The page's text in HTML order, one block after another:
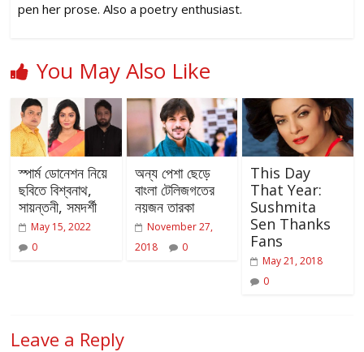
pen her prose. Also a poetry enthusiast.
You May Also Like
স্পার্ম ডোনেশন নিয়ে
ছবিতে বিশ্বনাথ,
সায়ন্তনী, সমদর্শী
May 15, 2022
0
অন্য পেশা ছেড়ে
বাংলা টেলিজগতের
নয়জন তারকা
November 27,
2018
0
This Day
That Year:
Sushmita
Sen Thanks
Fans
May 21, 2018
0
Leave a Reply